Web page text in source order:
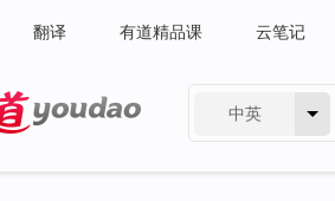
翻译 有道精品课 云笔记
中英